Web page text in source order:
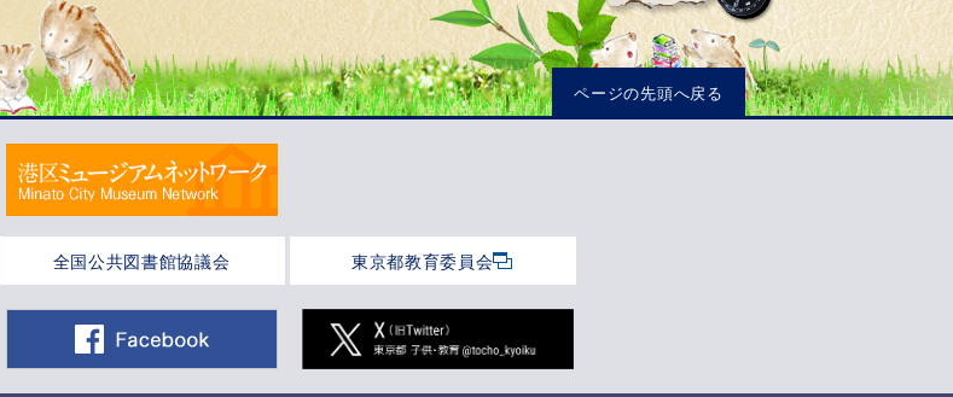
ページの先頭へ戻る
全国公共図書館協議会 東京都教育委員会